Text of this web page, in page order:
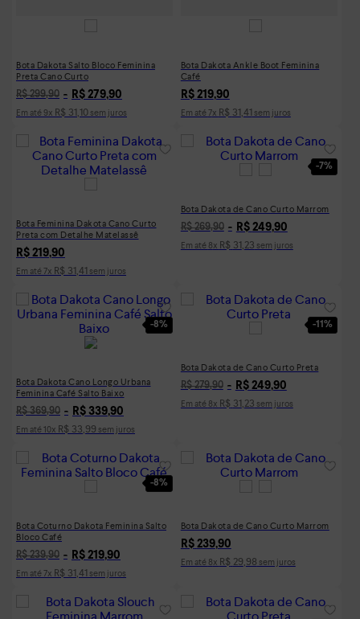
Bota Dakota Salto Bloco Feminina
Preta Cano Curto
R$ 299,90 R$ 279,90
Em até 9x R$ 31,10 sem juros
Bota Dakota Ankle Boot Feminina
Café
R$ 219,90
Em até 7x R$ 31,41 sem juros
Bota Feminina Dakota Cano Curto
Preta com Detalhe Matelassê
R$ 219,90
Em até 7x R$ 31,41 sem juros
-7%
Bota Dakota de Cano Curto Marrom
R$ 269,90 R$ 249,90
Em até 8x R$ 31,23 sem juros
-8%
Bota Dakota Cano Longo Urbana
Feminina Café Salto Baixo
R$ 369,90 R$ 339,90
Em até 10x R$ 33,99 sem juros
-11%
Bota Dakota de Cano Curto Preta
R$ 279,90 R$ 249,90
Em até 8x R$ 31,23 sem juros
-8%
Bota Coturno Dakota Feminina Salto
Bloco Café
R$ 239,90 R$ 219,90
Em até 7x R$ 31,41 sem juros
Bota Dakota de Cano Curto Marrom
R$ 239,90
Em até 8x R$ 29,98 sem juros